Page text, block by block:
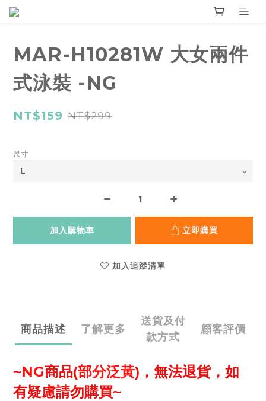
MAR-H10281W 大女兩件
式泳裝 -NG
NT$159 NT$299
尺寸
加入購物車 立即購買
加入追蹤清單
商品描述 了解更多
送貨及付
款方式
顧客評價
~NG商品(部分泛黃) ，無法退貨，如
有疑慮請勿購買~